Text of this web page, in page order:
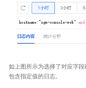
如上图所示为选择了对应字
包含指定值的日志。